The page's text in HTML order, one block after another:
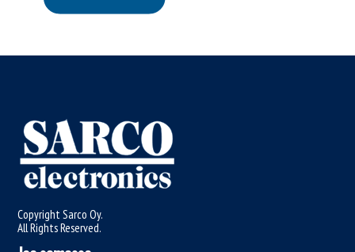
Copyright Sarco Oy.
All Rights Reserved.